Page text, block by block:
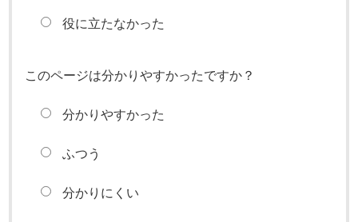
役に立たなかった
このページは分かりやすかったですか？
分かりやすかった
ふつう
分かりにくい